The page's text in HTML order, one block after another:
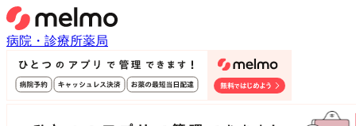
病院・診療所薬局